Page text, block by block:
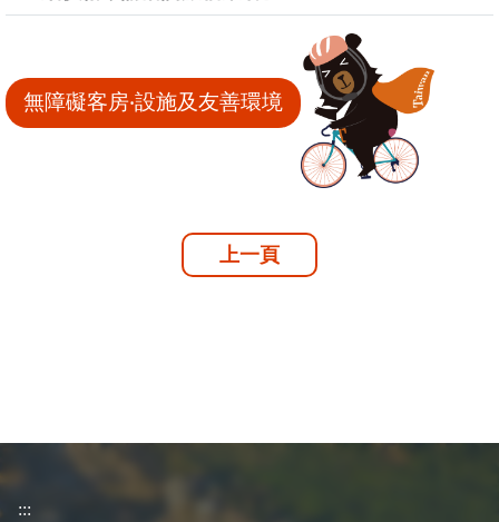
無障礙客房‧設施及友善環境
上一頁
:::